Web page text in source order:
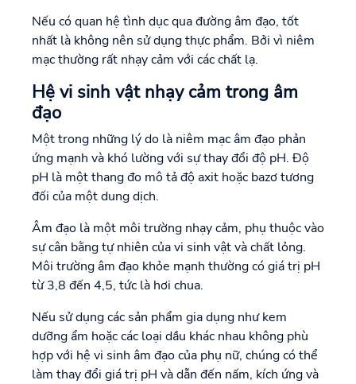
Nếu có quan hệ tình dục qua đường âm đạo, tốt
nhất là không nên sử dụng thực phẩm. Bởi vì niêm
mạc thường rất nhạy cảm với các chất lạ.
Hệ vi sinh vật nhạy cảm trong âm
đạo
Một trong những lý do là niêm mạc âm đạo phản
ứng mạnh và khó lường với sự thay đổi độ pH. Độ
pH là một thang đo mô tả độ axit hoặc bazơ tương
đối của một dung dịch.
Âm đạo là một môi trường nhạy cảm, phụ thuộc vào
sự cân bằng tự nhiên của vi sinh vật và chất lỏng.
Môi trường âm đạo khỏe mạnh thường có giá trị pH
từ 3,8 đến 4,5, tức là hơi chua.
Nếu sử dụng các sản phẩm gia dụng như kem
dưỡng ẩm hoặc các loại dầu khác nhau không phù
hợp với hệ vi sinh âm đạo của phụ nữ, chúng có thể
làm thay đổi giá trị pH và dẫn đến nấm, kích ứng và